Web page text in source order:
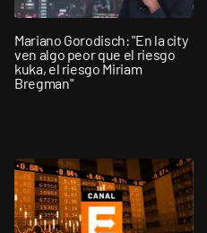
Mariano Gorodisch: "En la city
ven algo peor que el riesgo
kuka, el riesgo Miriam
Bregman"